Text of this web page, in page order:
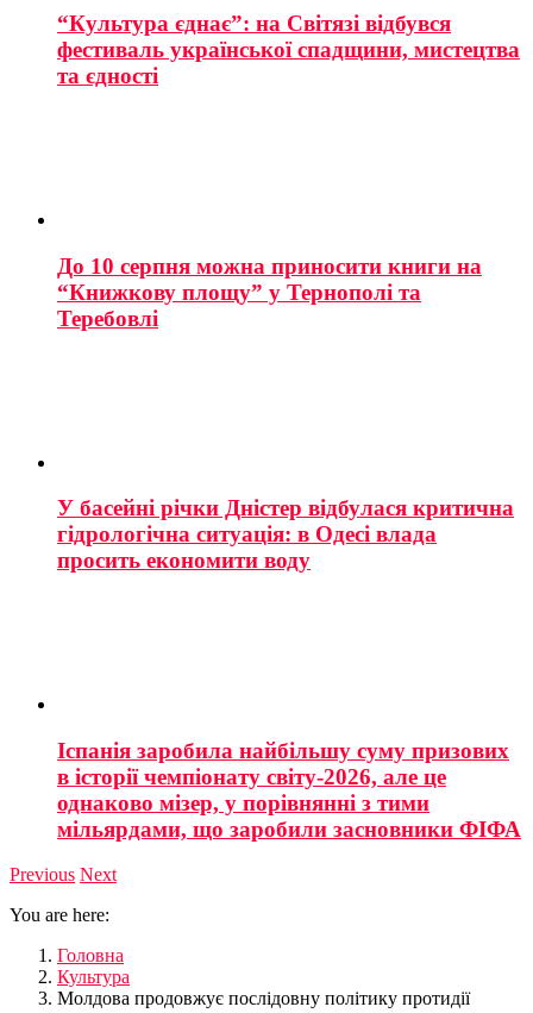
“Культура єднає”: на Світязі відбувся
фестиваль української спадщини, мистецтва
та єдності
До 10 серпня можна приносити книги на
“Книжкову площу” у Тернополі та
Теребовлі
У басейні річки Дністер відбулася критична
гідрологічна ситуація: в Одесі влада
просить економити воду
Іспанія заробила найбільшу суму призових
в історії чемпіонату світу-2026, але це
однаково мізер, у порівнянні з тими
мільярдами, що заробили засновники ФІФА
Previous Next
You are here:
Головна
Культура
Молдова продовжує послідовну політику протидії